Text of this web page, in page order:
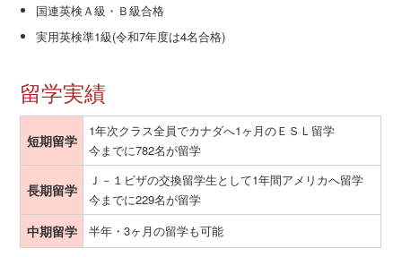
国連英検Ａ級・Ｂ級合格
実用英検準1級(令和7年度は4名合格)
留学実績
短期留学
1年次クラス全員でカナダへ1ヶ月のＥＳＬ留学
今までに782名が留学
長期留学
Ｊ－１ビザの交換留学生として1年間アメリカへ留学
今までに229名が留学
中期留学 半年・3ヶ月の留学も可能